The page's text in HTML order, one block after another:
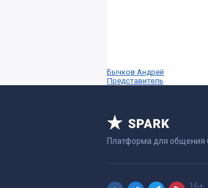
Бычков Андрей
Представитель
Платформа для общения